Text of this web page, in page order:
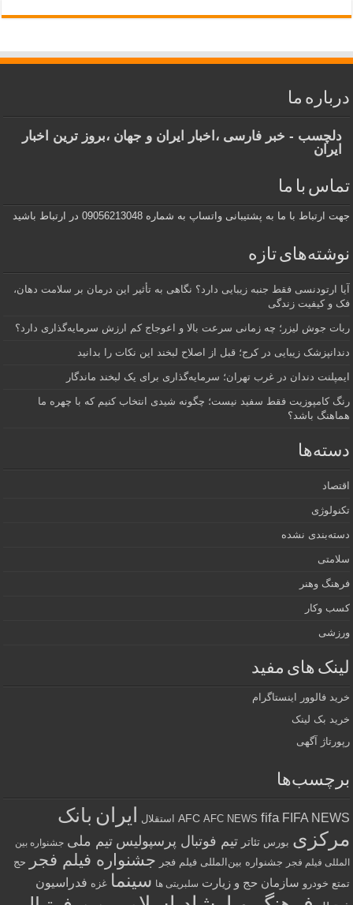
درباره ما
دلچسب - خبر فارسی ،اخبار ایران و جهان ،بروز ترین اخبار
ایران
تماس با ما
جهت ارتباط با ما به پشتیبانی واتساپ به شماره 09056213048 در ارتباط باشید
نوشته‌های تازه
آیا ارتودنسی فقط جنبه زیبایی دارد؟ نگاهی به تأثیر این درمان بر سلامت دهان،
فک و کیفیت زندگی
ربات جوش لیزر؛ چه زمانی سرعت بالا و اعوجاج کم ارزش سرمایه‌گذاری دارد؟
دندانپزشک زیبایی در کرج؛ قبل از اصلاح لبخند این نکات را بدانید
ایمپلنت دندان در غرب تهران؛ سرمایه‌گذاری برای یک لبخند ماندگار
رنگ کامپوزیت فقط سفید نیست؛ چگونه شیدی انتخاب کنیم که با چهره ما
هماهنگ باشد؟
دسته‌ها
اقتصاد
تکنولوژی
دسته‌بندی نشده
سلامتی
فرهنگ وهنر
کسب وکار
ورزشی
لینک های مفید
خرید فالوور اینستاگرام
خرید بک لینک
رپورتاژ آگهی
برچسب‌ها
AFC AFC NEWS fifa FIFA NEWS استقلال ایران بانک
مرکزی بورس تئاتر تیم فوتبال پرسپولیس تیم ملی جشنواره بین
المللی فیلم فجر جشنواره بین‌المللی فیلم فجر جشنواره فیلم فجر
حج
تمتع خودرو سازمان حج و زیارت سلبریتی ها سینما غزه فدراسیون